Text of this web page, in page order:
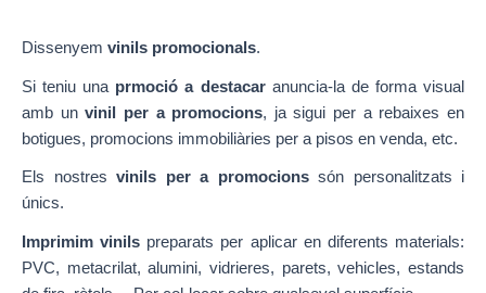
Dissenyem vinils promocionals.
Si teniu una prmoció a destacaranuncia-la de forma visual
amb unvinil per a promocions, ja sigui per a rebaixes en
botigues, promocions immobiliàries per a pisos en venda, etc.
Els nostres vinils per a promocionssón personalitzats i
únics.
Imprimim vinils preparats per aplicar en diferents materials:
PVC, metacrilat, alumini, vidrieres, parets, vehicles, estands